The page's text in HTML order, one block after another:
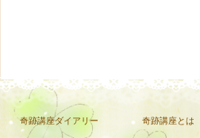
奇跡講座ダイアリー 奇跡講座とは